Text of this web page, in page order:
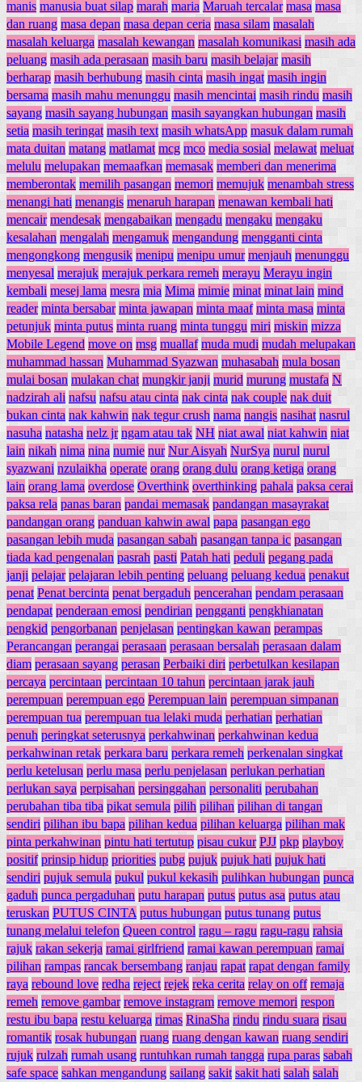
manis manusia buat silap marah maria Maruah tercalar masa masa
dan ruang masa depan masa depan ceria masa silam masalah
masalah keluarga masalah kewangan masalah komunikasi masih ada
peluang masih ada perasaan masih baru masih belajar masih
berharap masih berhubung masih cinta masih ingat masih ingin
bersama masih mahu menunggu masih mencintai masih rindu masih
sayang masih sayang hubungan masih sayangkan hubungan masih
setia masih teringat masih text masih whatsApp masuk dalam rumah
mata duitan matang matlamat mcg mco media sosial melawat meluat
melulu melupakan memaafkan memasak memberi dan menerima
memberontak memilih pasangan memori memujuk menambah stress
menangi hati menangis menaruh harapan menawan kembali hati
mencair mendesak mengabaikan mengadu mengaku mengaku
kesalahan mengalah mengamuk mengandung mengganti cinta
mengongkong mengusik menipu menipu umur menjauh menunggu
menyesal merajuk merajuk perkara remeh merayu Merayu ingin
kembali mesej lama mesra mia Mima mimie minat minat lain mind
reader minta bersabar minta jawapan minta maaf minta masa minta
petunjuk minta putus minta ruang minta tunggu miri miskin mizza
Mobile Legend move on msg muallaf muda mudi mudah melupakan
muhammad hassan Muhammad Syazwan muhasabah mula bosan
mulai bosan mulakan chat mungkir janji murid murung mustafa N
nadzirah ali nafsu nafsu atau cinta nak cinta nak couple nak duit
bukan cinta nak kahwin nak tegur crush nama nangis nasihat nasrul
nasuha natasha nelz jr ngam atau tak NH niat awal niat kahwin niat
lain nikah nima nina numie nur Nur Aisyah NurSya nurul nurul
syazwani nzulaikha operate orang orang dulu orang ketiga orang
lain orang lama overdose Overthink overthinking pahala paksa cerai
paksa rela panas baran pandai memasak pandangan masayrakat
pandangan orang panduan kahwin awal papa pasangan ego
pasangan lebih muda pasangan sabah pasangan tanpa ic pasangan
tiada kad pengenalan pasrah pasti Patah hati peduli pegang pada
janji pelajar pelajaran lebih penting peluang peluang kedua penakut
penat Penat bercinta penat bergaduh pencerahan pendam perasaan
pendapat penderaan emosi pendirian pengganti pengkhianatan
pengkid pengorbanan penjelasan pentingkan kawan perampas
Perancangan perangai perasaan perasaan bersalah perasaan dalam
diam perasaan sayang perasan Perbaiki diri perbetulkan kesilapan
percaya percintaan percintaan 10 tahun percintaan jarak jauh
perempuan perempuan ego Perempuan lain perempuan simpanan
perempuan tua perempuan tua lelaki muda perhatian perhatian
penuh peringkat seterusnya perkahwinan perkahwinan kedua
perkahwinan retak perkara baru perkara remeh perkenalan singkat
perlu ketelusan perlu masa perlu penjelasan perlukan perhatian
perlukan saya perpisahan persinggahan personaliti perubahan
perubahan tiba tiba pikat semula pilih pilihan pilihan di tangan
sendiri pilihan ibu bapa pilihan kedua pilihan keluarga pilihan mak
pinta perkahwinan pintu hati tertutup pisau cukur PJJ pkp playboy
positif prinsip hidup priorities pubg pujuk pujuk hati pujuk hati
sendiri pujuk semula pukul pukul kekasih pulihkan hubungan punca
gaduh punca pergaduhan putu harapan putus putus asa putus atau
teruskan PUTUS CINTA putus hubungan putus tunang putus
tunang melalui telefon Queen control ragu – ragu ragu-ragu rahsia
rajuk rakan sekerja ramai girlfriend ramai kawan perempuan ramai
pilihan rampas rancak bersembang ranjau rapat rapat dengan family
raya rebound love redha reject rejek reka cerita relay on off remaja
remeh remove gambar remove instagram remove memori respon
restu ibu bapa restu keluarga rimas RinaSha rindu rindu suara risau
romantik rosak hubungan ruang ruang dengan kawan ruang sendiri
rujuk rulzah rumah usang runtuhkan rumah tangga rupa paras sabah
safe space sahkan mengandung sailang sakit sakit hati salah salah